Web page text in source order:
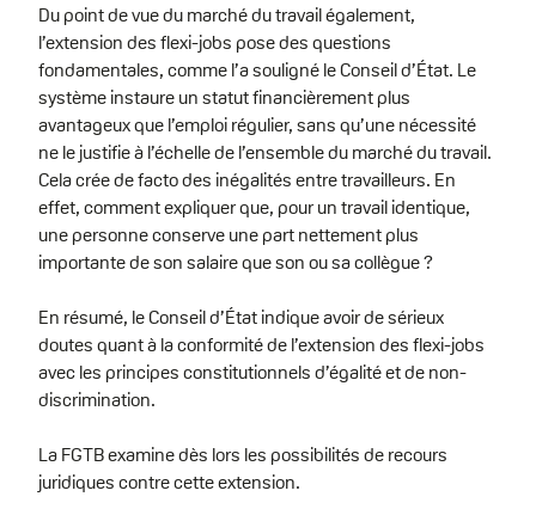
Du point de vue du marché du travail également,
l’extension des flexi-jobs pose des questions
fondamentales, comme l’a souligné le Conseil d’État. Le
système instaure un statut financièrement plus
avantageux que l’emploi régulier, sans qu’une nécessité
ne le justifie à l’échelle de l’ensemble du marché du travail.
Cela crée de facto des inégalités entre travailleurs. En
effet, comment expliquer que, pour un travail identique,
une personne conserve une part nettement plus
importante de son salaire que son ou sa collègue ?
En résumé, le Conseil d’État indique avoir de sérieux
doutes quant à la conformité de l’extension des flexi-jobs
avec les principes constitutionnels d’égalité et de non-
discrimination.
La FGTB examine dès lors les possibilités de recours
juridiques contre cette extension.